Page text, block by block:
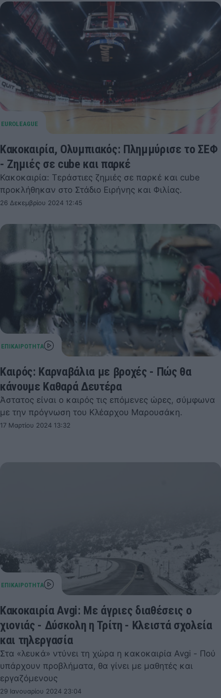
Κακοκαιρία, Ολυμπιακός: Πλημμύρισε το ΣΕΦ
- Ζημιές σε cube και παρκέ
Κακοκαιρία: Τεράστιες ζημιές σε παρκέ και cube
προκλήθηκαν στο Στάδιο Ειρήνης και Φιλίας.
26 Δεκεμβρίου 2024 12:45
Καιρός: Καρναβάλια με βροχές - Πώς θα
κάνουμε Καθαρά Δευτέρα
Άστατος είναι ο καιρός τις επόμενες ώρες, σύμφωνα
με την πρόγνωση του Κλέαρχου Μαρουσάκη.
17 Μαρτίου 2024 13:32
Κακοκαιρία Avgi: Με άγριες διαθέσεις ο
χιονιάς - Δύσκολη η Τρίτη - Κλειστά σχολεία
και τηλεργασία
Στα «λευκά» ντύνει τη χώρα η κακοκαιρία Avgi - Πού
υπάρχουν προβλήματα, θα γίνει με μαθητές και
εργαζόμενους
29 Ιανουαρίου 2024 23:04